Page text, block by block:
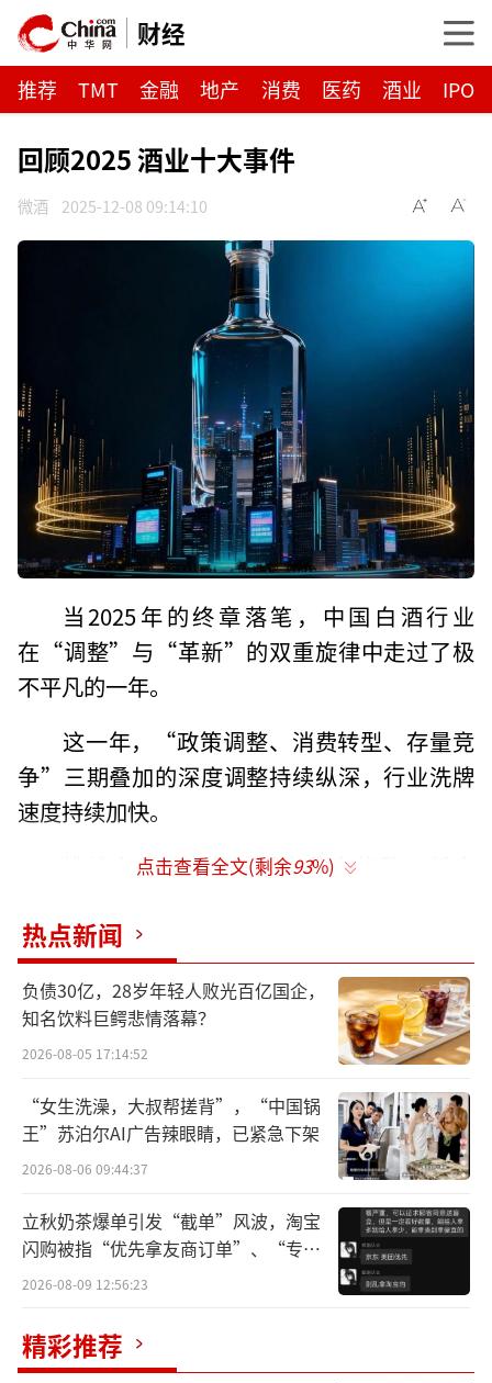
财经
推荐 TMT 金融 地产 消费 医药 酒业 IPO
回顾2025 酒业十大事件
微酒 2025-12-08 09:14:10
当2025年的终章落笔，中国白酒行业
在“调整”与“革新”的双重旋律中走过了极
不平凡的一年。
这一年，“政策调整、消费转型、存量竞
争”三期叠加的深度调整持续纵深，行业洗牌
速度持续加快。
挑战之中，变革的活力从未停歇，低度
动能。
本系列文章将深度解析行业分化逻辑、消
费迭代密码、企业破局路径，带您全景回望这
一年白酒行业的变局、坚守与新生。
走过2025年，中国酒业在压力中前行，于
阵痛中蜕变，迎来了近十年来最为深刻变革的
一年。行业格局在调整中重塑，新的趋势与方
向正在浮现。
在此，我们梳理出十大热点事件，它们之
动的集体选择，更包含了预示未来的重要趋
点击查看全文(剩余93%)
热点新闻
负债30亿，28岁年轻人败光百亿国企，
知名饮料巨鳄悲情落幕？
2026-08-05 17:14:52
“女生洗澡，大叔帮搓背”，“中国锅
王”苏泊尔AI广告辣眼睛，已紧急下架
2026-08-06 09:44:37
立秋奶茶爆单引发“截单”风波，淘宝
闪购被指“优先拿友商订单”、“专挑
贵的拿”
2026-08-09 12:56:23
精彩推荐